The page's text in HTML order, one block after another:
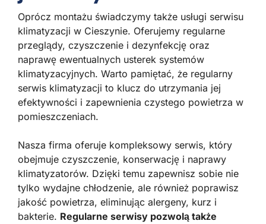
Oprócz montażu świadczymy także usługi serwisu
klimatyzacji w Cieszynie. Oferujemy regularne
przeglądy, czyszczenie i dezynfekcję oraz
naprawę ewentualnych usterek systemów
klimatyzacyjnych. Warto pamiętać, że regularny
serwis klimatyzacji to klucz do utrzymania jej
efektywności i zapewnienia czystego powietrza w
pomieszczeniach.
Nasza firma oferuje kompleksowy serwis, który
obejmuje czyszczenie, konserwację i naprawy
klimatyzatorów. Dzięki temu zapewnisz sobie nie
tylko wydajne chłodzenie, ale również poprawisz
jakość powietrza, eliminując alergeny, kurz i
bakterie. Regularne serwisy pozwolą także